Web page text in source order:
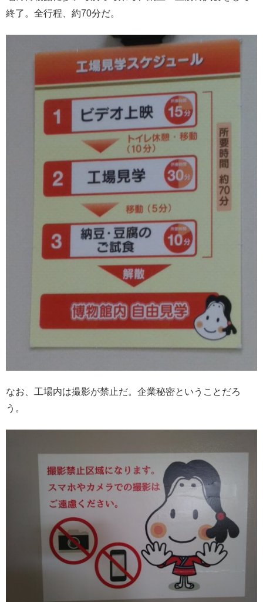
終了。全行程、約70分だ。
なお、工場内は撮影が禁止だ。企業秘密ということだろ
う。